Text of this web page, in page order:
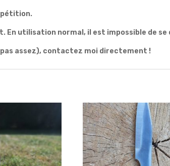
utilisation normal, il est impossible de se
assez), contactez moi directement !